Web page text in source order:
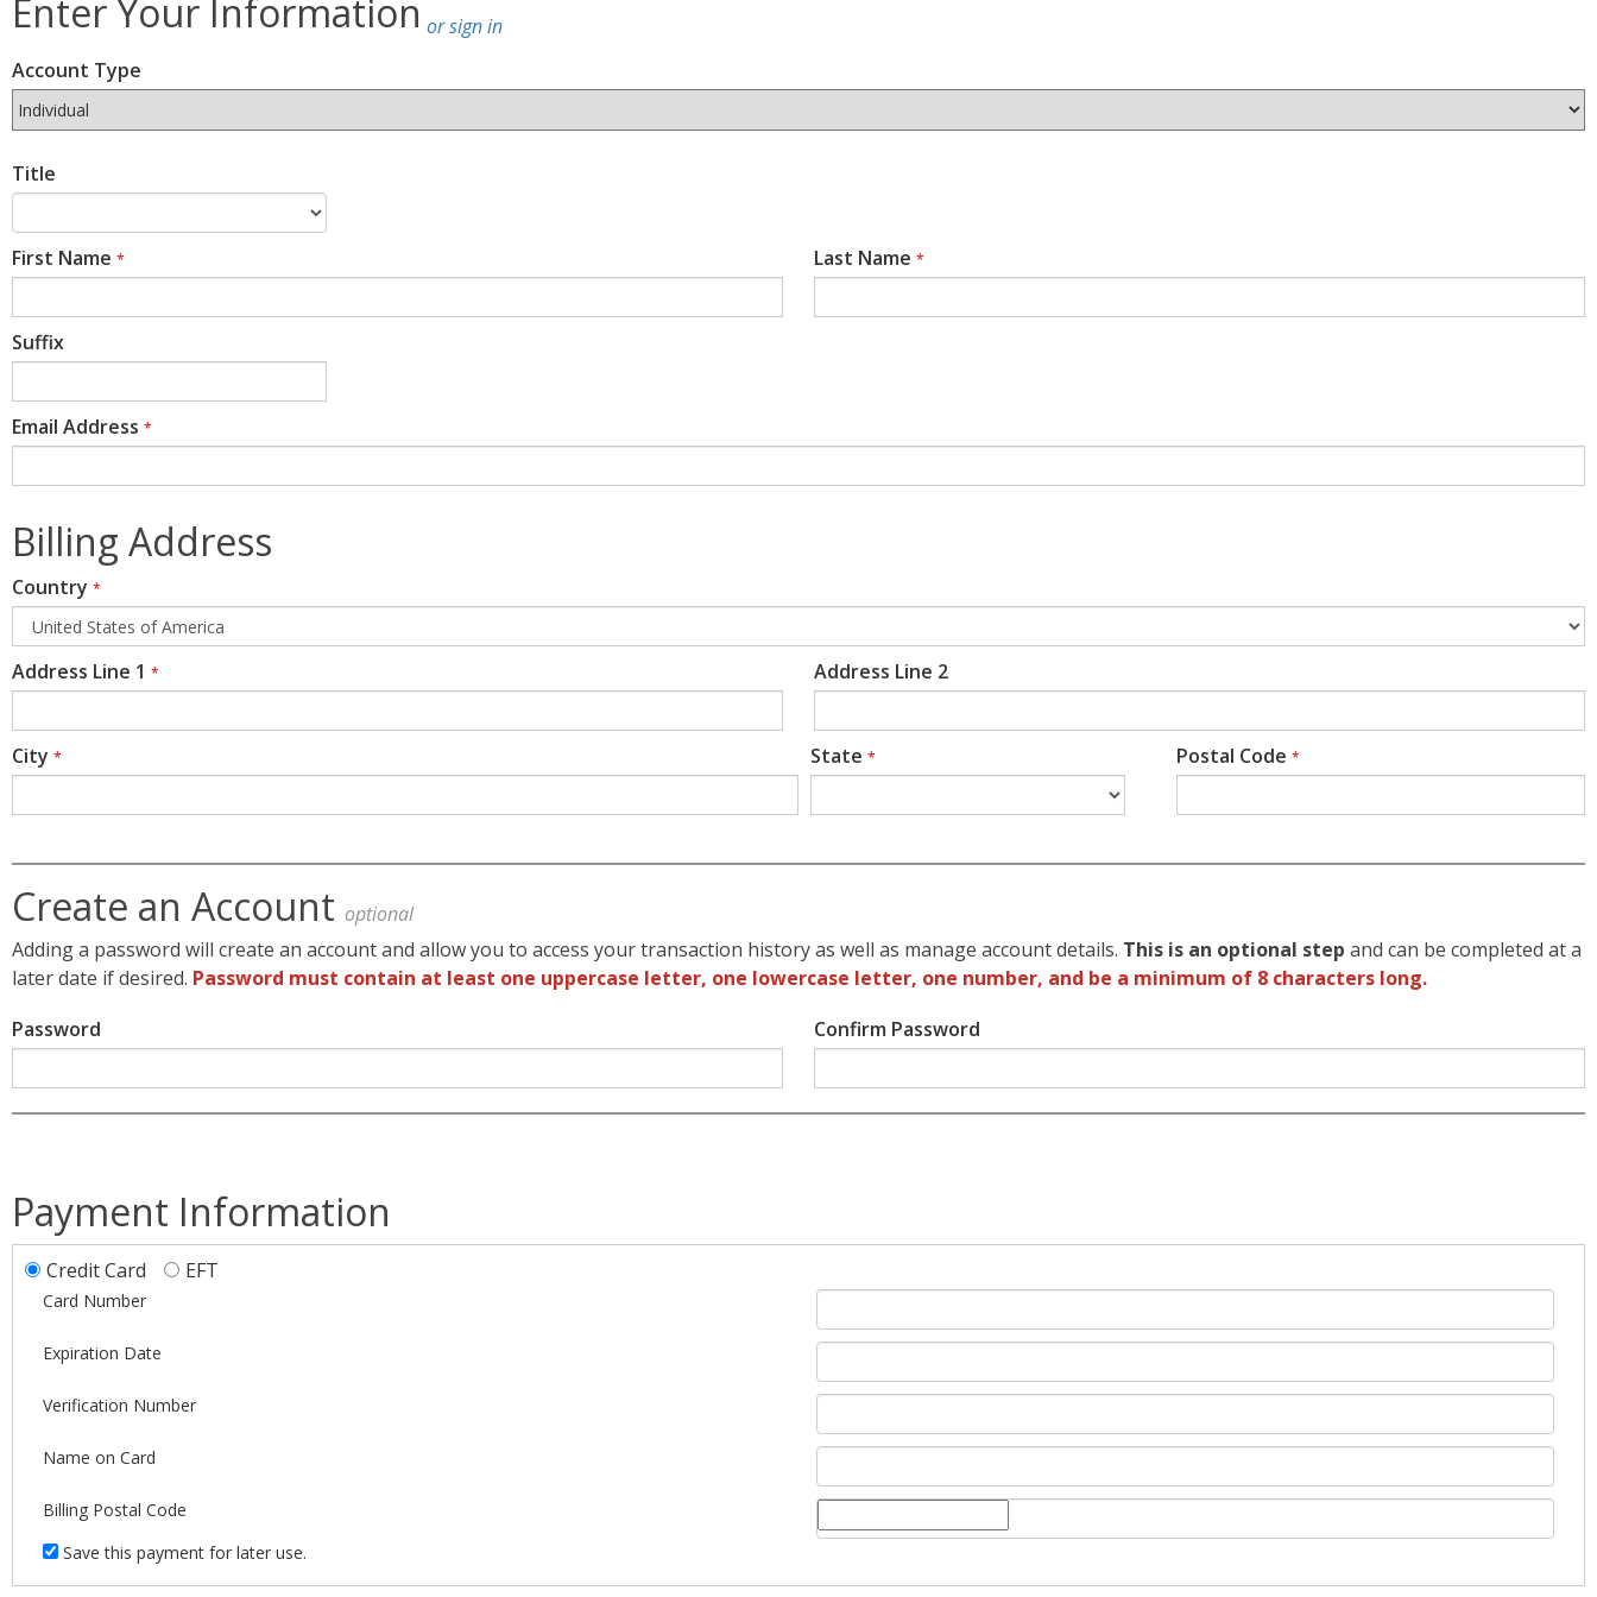
Enter Your Information or sign in
Account Type
Title
First Name * Last Name *
Suffix
Email Address *
Billing Address
Country *
Address Line 1 * Address Line 2
City * State * Postal Code *
Create an Account optional
Adding a password will create an account and allow you to access your transaction history as well as manage account details. This is an optional step and can be completed at a
later date if desired. Password must contain at least one uppercase letter, one lowercase letter, one number, and be a minimum of 8 characters long.
Password
Confirm Password
Payment Information
Credit Card EFT
Card Number
Expiration Date
Verification Number
Name on Card
Billing Postal Code
Save this payment for later use.